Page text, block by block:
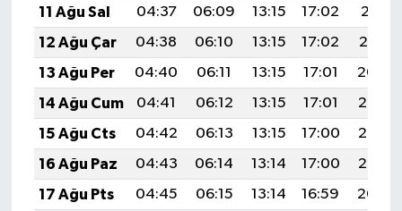
11 Ağu Sal
04:37 06:09 13:15 17:02
20:11
12 Ağu Çar
04:38 06:10 13:15 17:02
20:10
13 Ağu Per
04:40 06:11 13:15 17:01
20:09
14 Ağu Cum
04:41 06:12 13:15 17:01
20:08
15 Ağu Cts
04:42 06:13 13:15 17:00
20:06
16 Ağu Paz
04:43 06:14 13:14 17:00
20:05
17 Ağu Pts
04:45 06:15 13:14 16:59
20:04